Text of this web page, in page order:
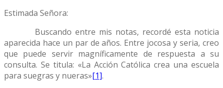
Estimada Señora:
Buscando entre mis notas, recordé esta noticia
aparecida hace un par de años. Entre jocosa y seria, creo
que puede servir magníficamente de respuesta a su
consulta. Se titula: «La Acción Católica crea una escuela
para suegras y nueras»[1].